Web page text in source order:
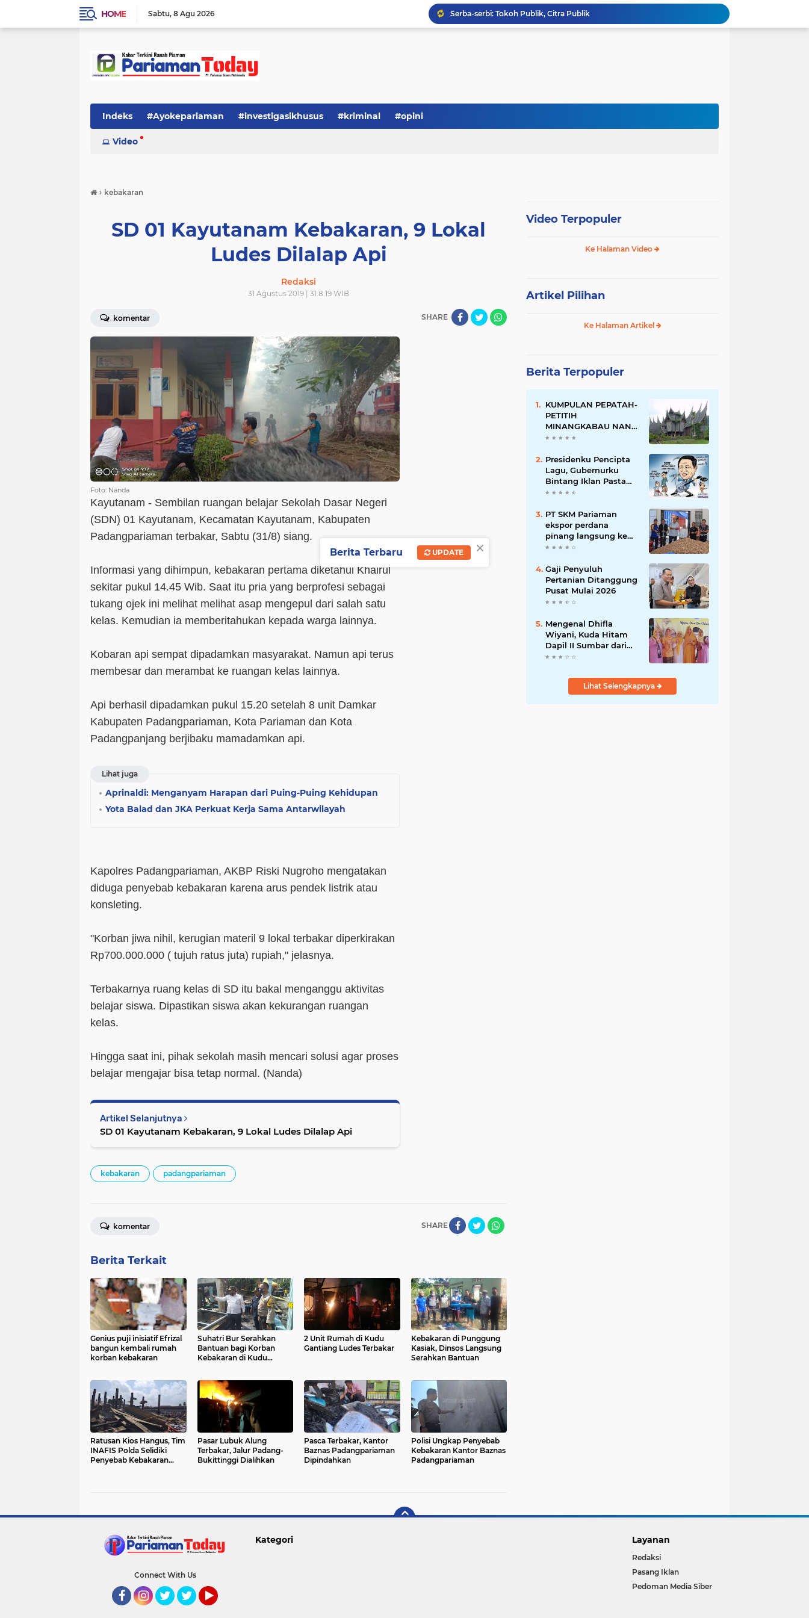
HOME Sabtu 8 Agu 2026
Serba-serbi: Tokoh Publik, Citra Publik
Wali Kota Pariaman Lepas Kontingen Pramuka ke Jambore Nasional XII di Cibubur
SEPEDA TANTE, Inovasi Digital Pemko Pariaman Percepat Pendaftaran Tanda Tangan Elektronik
Indeks #Ayokepariaman #investigasikhusus #kriminal #opini
Video
› kebakaran
SD 01 Kayutanam Kebakaran, 9 Lokal
Ludes Dilalap Api
Redaksi
31 Agustus 2019 | 31.8.19 WIB
komentar SHARE
Foto: Nanda
Kayutanam - Sembilan ruangan belajar Sekolah Dasar Negeri
(SDN) 01 Kayutanam, Kecamatan Kayutanam, Kabupaten
Padangpariaman terbakar, Sabtu (31/8) siang.
Informasi yang dihimpun, kebakaran pertama diketahui Khairul
sekitar pukul 14.45 Wib. Saat itu pria yang berprofesi sebagai
tukang ojek ini melihat melihat asap mengepul dari salah satu
kelas. Kemudian ia memberitahukan kepada warga lainnya.
Kobaran api sempat dipadamkan masyarakat. Namun api terus
membesar dan merambat ke ruangan kelas lainnya.
Api berhasil dipadamkan pukul 15.20 setelah 8 unit Damkar
Kabupaten Padangpariaman, Kota Pariaman dan Kota
Padangpanjang berjibaku mamadamkan api.
Lihat juga
Aprinaldi: Menganyam Harapan dari Puing-Puing Kehidupan
Yota Balad dan JKA Perkuat Kerja Sama Antarwilayah
Kapolres Padangpariaman, AKBP Riski Nugroho mengatakan
diduga penyebab kebakaran karena arus pendek listrik atau
konsleting.
"Korban jiwa nihil, kerugian materil 9 lokal terbakar diperkirakan
Rp700.000.000 ( tujuh ratus juta) rupiah," jelasnya.
Terbakarnya ruang kelas di SD itu bakal menganggu aktivitas
belajar siswa. Dipastikan siswa akan kekurangan ruangan
kelas.
Hingga saat ini, pihak sekolah masih mencari solusi agar proses
belajar mengajar bisa tetap normal. (Nanda)
Artikel Selanjutnya
SD 01 Kayutanam Kebakaran, 9 Lokal Ludes Dilalap Api
kebakaran padangpariaman
SHARE
komentar
Berita Terkait
Genius puji inisiatif Efrizal
bangun kembali rumah
korban kebakaran
Suhatri Bur Serahkan
Bantuan bagi Korban
Kebakaran di Kudu
2 Unit Rumah di Kudu
Gantiang Ludes Terbakar
Kebakaran di Punggung
Kasiak, Dinsos Langsung
Serahkan Bantuan
Ratusan Kios Hangus, Tim
INAFIS Polda Selidiki
Penyebab Kebakaran
Pasar Lubuk Alung
Terbakar, Jalur Padang-
Bukittinggi Dialihkan
Pasca Terbakar, Kantor
Baznas Padangpariaman
Dipindahkan
Polisi Ungkap Penyebab
Kebakaran Kantor Baznas
Padangpariaman
Video Terpopuler
Ke Halaman Video
Artikel Pilihan
Ke Halaman Artikel
Berita Terpopuler
KUMPULAN PEPATAH-
PETITIH
MINANGKABAU NAN
ELOK
Presidenku Pencipta
Lagu, Gubernurku
Bintang Iklan Pasta
Gigi
PT SKM Pariaman
ekspor perdana
pinang langsung ke
India
Gaji Penyuluh
Pertanian Ditanggung
Pusat Mulai 2026
Mengenal Dhifla
Wiyani, Kuda Hitam
Dapil II Sumbar dari
Golkar
Lihat Selengkapnya
Connect With Us
Kategori Layanan
Redaksi
Pasang Iklan
Pedoman Media Siber
×
Berita Terbaru UPDATE